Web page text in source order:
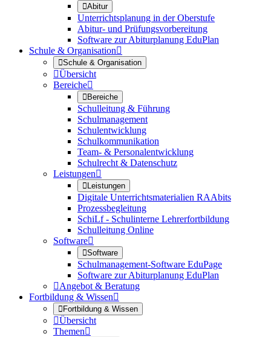
Abitur
Unterrichtsplanung in der Oberstufe
Abitur- und Prüfungsvorbereitung
Software zur Abiturplanung EduPlan
Schule & Organisation
Schule & Organisation
Übersicht
Bereiche
Bereiche
Schulleitung & Führung
Schulmanagement
Schulentwicklung
Schulkommunikation
Team- & Personalentwicklung
Schulrecht & Datenschutz
Leistungen
Leistungen
Digitale Unterrichtsmaterialien RAAbits
Prozessbegleitung
SchiLf - Schulinterne Lehrerfortbildung
Schulleitung Online
Software
Software
Schulmanagement-Software EduPage
Software zur Abiturplanung EduPlan
Angebot & Beratung
Fortbildung & Wissen
Fortbildung & Wissen
Übersicht
Themen